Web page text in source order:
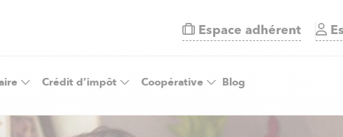
Espace adhérent
Crédit d’impôt Coopérative Blog